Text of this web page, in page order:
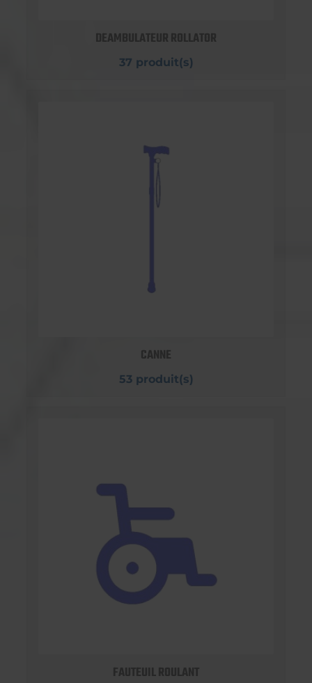
DEAMBULATEUR ROLLATOR
37 produit(s)
CANNE
53 produit(s)
FAUTEUIL ROULANT